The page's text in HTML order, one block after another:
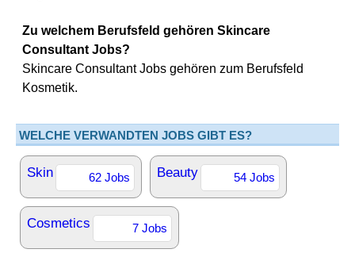
Zu welchem Berufsfeld gehören Skincare
Consultant Jobs?
Skincare Consultant Jobs gehören zum Berufsfeld
Kosmetik.
WELCHE VERWANDTEN JOBS GIBT ES?
Skin 62 Jobs Beauty 54 Jobs
Cosmetics 7 Jobs